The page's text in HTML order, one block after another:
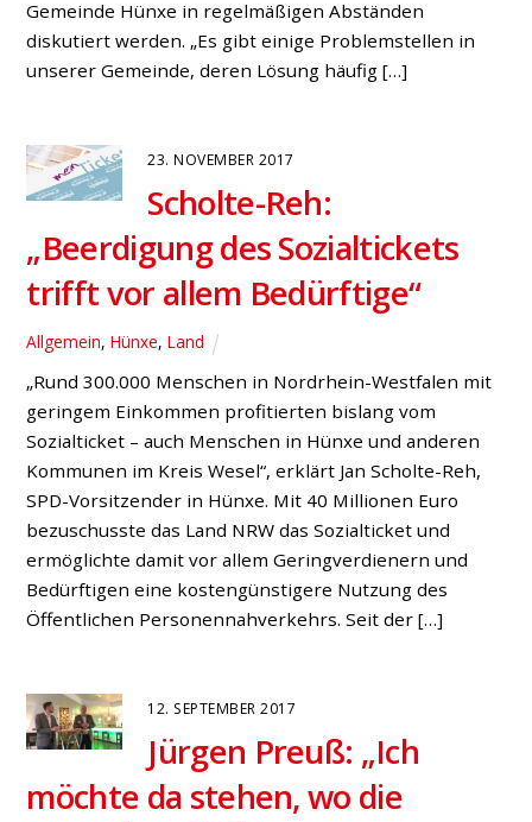
Bau der
„Nordtangente“ zwischen
Bürgermeister sind gefordert
Bruckhausen Fraktion
„Wie lange wollen die beiden Bürgermeister von
Hünxe und Dinslaken noch warten, ehe sie sich
zusammensetzen, um ein tragfähiges Konzept zum
Bau der ‚Nordtangente‘ zu erarbeiten und es dem
der Hünxer SPD-Fraktionsvorsitzende Stephan
Barske. Es sei an der Zeit, dass die Gespräche
zwischen den benachbarten Kommunen auf
Chefebene intensiviert würden, um […]
Werner Schulte:
in Bruckhausen
(Lindenkamp) wird
geprüft